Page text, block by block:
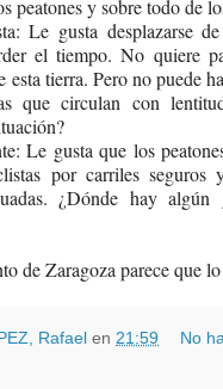
peatones y sobre todo de
Le gusta desplazarse
el tiempo. No quiere
esta tierra. Pero no puede
que circulan con
Le gusta que los
por carriles seguros
¿Dónde hay algún
de Zaragoza parece que
Rafael en 21:59 No